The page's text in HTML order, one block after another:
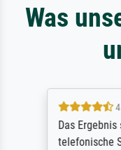
Was
Das
telefonische